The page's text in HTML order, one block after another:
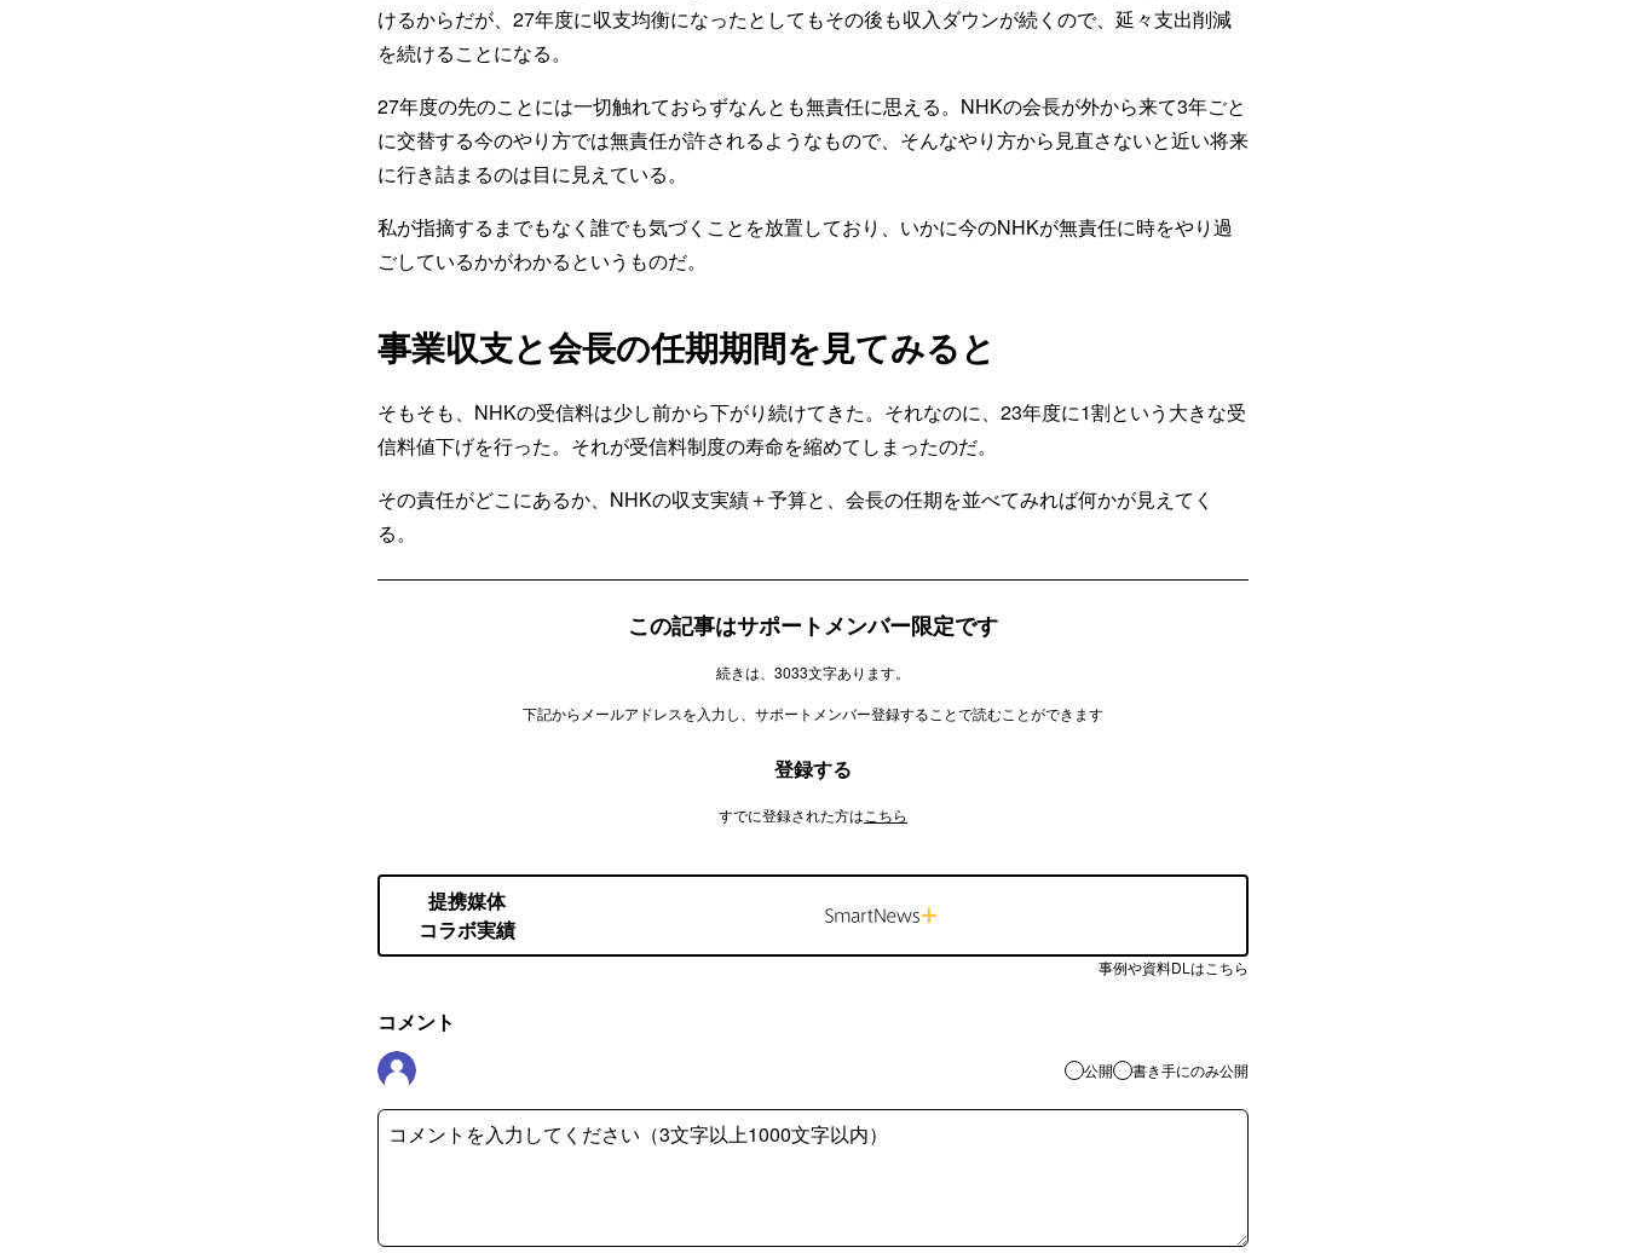
けるからだが、27年度に収支均衡になったとしてもその後も収入ダウンが続くので、延々支出削減
を続けることになる。
27年度の先のことには一切触れておらずなんとも無責任に思える。NHKの会長が外から来て3年ごと
に交替する今のやり方では無責任が許されるようなもので、そんなやり方から見直さないと近い将来
に行き詰まるのは目に見えている。
私が指摘するまでもなく誰でも気づくことを放置しており、いかに今のNHKが無責任に時をやり過
ごしているかがわかるというものだ。
事業収支と会長の任期期間を見てみると
そもそも、NHKの受信料は少し前から下がり続けてきた。それなのに、23年度に1割という大きな受
信料値下げを行った。それが受信料制度の寿命を縮めてしまったのだ。
その責任がどこにあるか、NHKの収支実績＋予算と、会長の任期を並べてみれば何かが見えてく
る。
この記事はサポートメンバー限定です
続きは、3033文字あります。
下記からメールアドレスを入力し、サポートメンバー登録することで読むことができます
登録する
すでに登録された方は こちら
提携媒体
コラボ実績
事例や資料DLはこちら
コメント
公開 書き手にのみ公開